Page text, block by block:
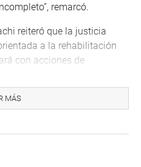
remarcó.
reiteró que la justicia
a la rehabilitación
con acciones de
sancionar, sino de dar
y construir un país más
MÁS